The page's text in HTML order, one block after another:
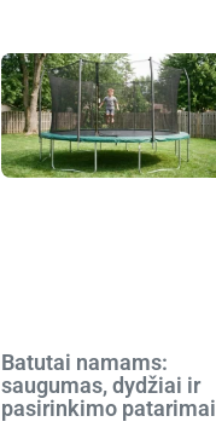
Batutai namams:
saugumas, dydžiai ir
pasirinkimo patarimai